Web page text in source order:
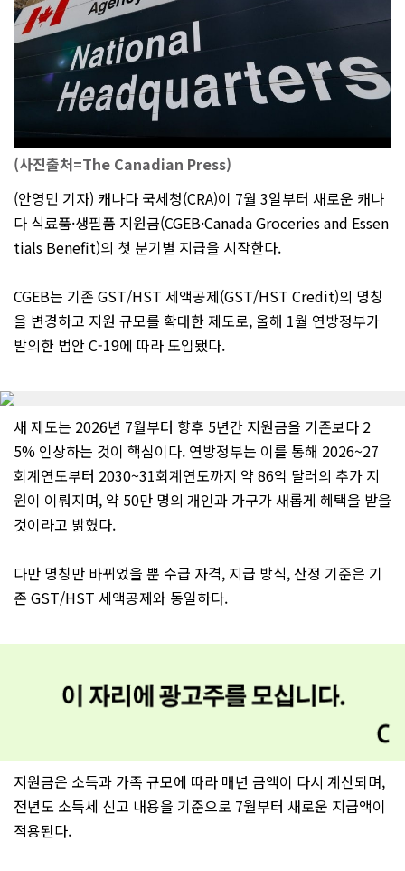
(사진출처=The Canadian Press)
(안영민 기자) 캐나다 국세청(CRA)이 7월 3일부터 새로운 캐나
다 식료품·생필품 지원금(CGEB·Canada Groceries and Essen
tials Benefit)의 첫 분기별 지급을 시작한다.
CGEB는 기존 GST/HST 세액공제(GST/HST Credit)의 명칭
을 변경하고 지원 규모를 확대한 제도로, 올해 1월 연방정부가
발의한 법안 C-19에 따라 도입됐다.
새 제도는 2026년 7월부터 향후 5년간 지원금을 기존보다 2
5% 인상하는 것이 핵심이다. 연방정부는 이를 통해 2026~27
회계연도부터 2030~31회계연도까지 약 86억 달러의 추가 지
원이 이뤄지며, 약 50만 명의 개인과 가구가 새롭게 혜택을 받을
것이라고 밝혔다.
다만 명칭만 바뀌었을 뿐 수급 자격, 지급 방식, 산정 기준은 기
존 GST/HST 세액공제와 동일하다.
지원금은 소득과 가족 규모에 따라 매년 금액이 다시 계산되며,
전년도 소득세 신고 내용을 기준으로 7월부터 새로운 지급액이
적용된다.